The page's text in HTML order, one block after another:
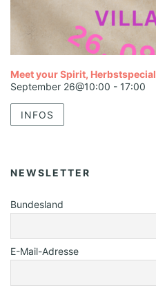
Meet your Spirit, Herbstspecial
September 26@10:00 - 17:00
INFOS
NEWSLETTER
Bundesland
E-Mail-Adresse